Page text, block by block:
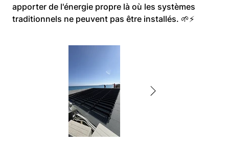
apporter de l'énergie propre là où les systèmes
traditionnels ne peuvent pas être installés. 🌱⚡